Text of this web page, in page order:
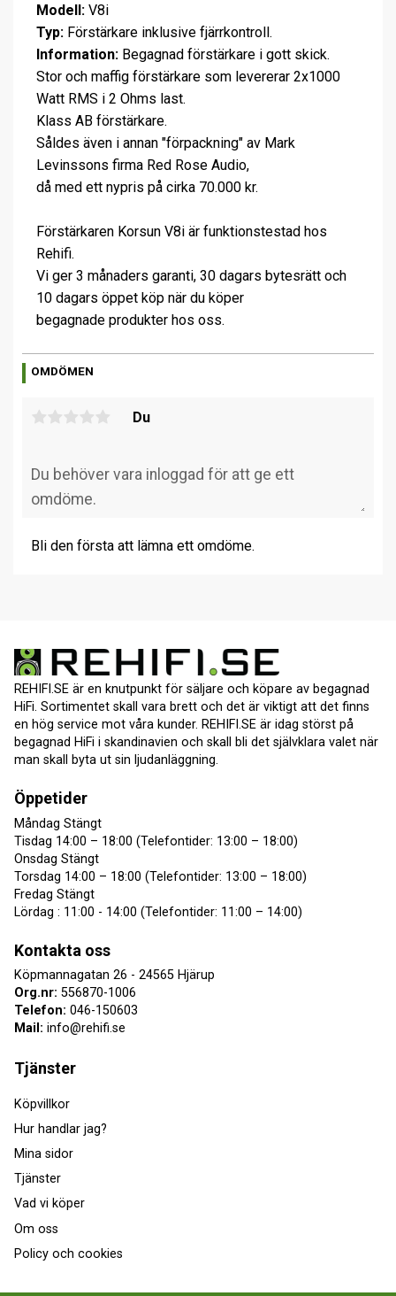
Modell: V8i
Typ: Förstärkare inklusive fjärrkontroll.
Information: Begagnad förstärkare i gott skick.
Stor och maffig förstärkare som levererar 2x1000
Watt RMS i 2 Ohms last.
Klass AB förstärkare.
Såldes även i annan "förpackning" av Mark
Levinssons firma Red Rose Audio,
då med ett nypris på cirka 70.000 kr.
Förstärkaren Korsun V8i är funktionstestad hos
Rehifi.
Vi ger 3 månaders garanti, 30 dagars bytesrätt och
10 dagars öppet köp när du köper
begagnade produkter hos oss.
OMDÖMEN
Du
Bli den första att lämna ett omdöme.
REHIFI.SE är en knutpunkt för säljare och köpare av begagnad
HiFi. Sortimentet skall vara brett och det är viktigt att det finns
en hög service mot våra kunder. REHIFI.SE är idag störst på
begagnad HiFi i skandinavien och skall bli det självklara valet när
man skall byta ut sin ljudanläggning.
Öppetider
Måndag Stängt
Tisdag 14:00 – 18:00 (Telefontider: 13:00 – 18:00)
Onsdag Stängt
Torsdag 14:00 – 18:00 (Telefontider: 13:00 – 18:00)
Fredag Stängt
Lördag : 11:00 - 14:00 (Telefontider: 11:00 – 14:00)
Kontakta oss
Köpmannagatan 26 - 24565 Hjärup
Org.nr: 556870-1006
Telefon: 046-150603
Mail: info@rehifi.se
Tjänster
Köpvillkor
Hur handlar jag?
Mina sidor
Tjänster
Vad vi köper
Om oss
Policy och cookies